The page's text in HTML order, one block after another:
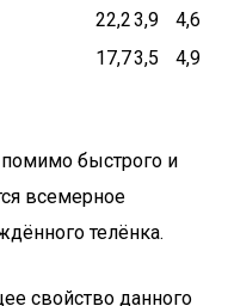
22,23,9
4,6
17,73,5
4,9
быстрого и
всемерное
телёнка.
свойство данного